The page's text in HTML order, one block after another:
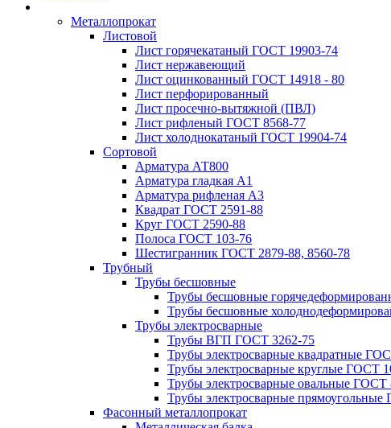
Металлопрокат
Листовой
Лист горячекатаный ГОСТ 19903-74
Лист нержавеющий
Лист оцинкованный ГОСТ 14918 - 80
Лист перфорированный
Лист просечно-вытяжной (ПВЛ)
Лист рифленый ГОСТ 8568-77
Лист холоднокатаный ГОСТ 19904-74
Сортовой
Арматура АТ800
Арматура гладкая А1
Арматура рифленая А3
Квадрат ГОСТ 2591-88
Круг ГОСТ 2590-88
Полоса ГОСТ 103-76
Шестигранник ГОСТ 2879-88, 8560-78
Трубный
Трубы бесшовные
Трубы бесшовные
Трубы бесшовные
Трубы электросварные
Трубы ВГП ГОСТ 3262-75
Трубы электросварные квадратные
Трубы электросварные круглые ГОСТ
Трубы электросварные овальные ГОСТ
Трубы электросварные
Фасонный металлопрокат